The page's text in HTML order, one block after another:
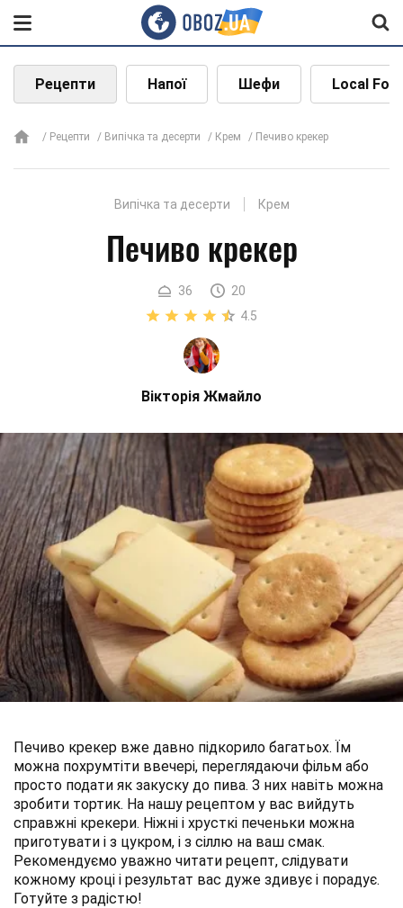
Рецепти Напої Шефи Local
Рецепти Випічка та десерти Крем Печиво крекер
Випічка та десерти Крем
Печиво крекер
36
20
4.5
Вікторія Жмайло
Печиво крекер вже давно підкорило багатьох. Їм
можна похрумтіти ввечері, переглядаючи фільм або
просто подати як закуску до пива. З них навіть можна
зробити тортик. На нашу рецептом у вас вийдуть
справжні крекери. Ніжні і хрусткі печеньки можна
приготувати і з цукром, і з сіллю на ваш смак.
Рекомендуємо уважно читати рецепт, слідувати
кожному кроці і результат вас дуже здивує і порадує.
Готуйте з радістю!